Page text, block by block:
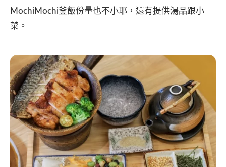
MochiMochi釜飯份量也不小耶，還有提供湯品跟小
菜。